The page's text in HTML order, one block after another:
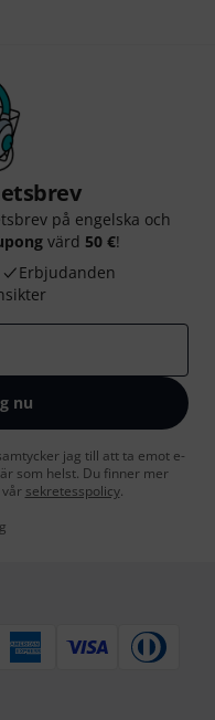
på engelska och
värd 50 €!
Erbjudanden
nu
jag till att ta emot e-
som helst. Du finner mer
sekretesspolicy.